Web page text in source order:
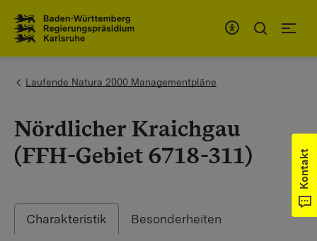
You are here:
Laufende Natura 2000 Managementpläne
Nördlicher Kraichgau
(FFH-Gebiet 6718-311)
Charakteristik Besonderheiten
Kontakt